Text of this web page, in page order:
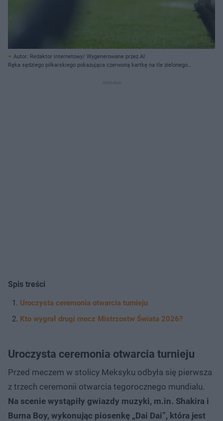
Autor: Redaktor internetowy/ Wygenerowane przez AI
Ręka sędziego piłkarskiego pokazująca czerwoną kartkę na tle zielonego
Spis treści
Uroczysta ceremonia otwarcia turnieju
Kto wygrał drugi mecz Mistrzostw Świata 2026?
Uroczysta ceremonia otwarcia turnieju
Przed meczem w stolicy Meksyku odbyła się pierwsza
z trzech ceremonii otwarcia tegorocznego mundialu.
Na scenie wystąpiły gwiazdy muzyki, m.in. Shakira i
Burna Boy, wykonując piosenkę „Dai Dai”, która jest